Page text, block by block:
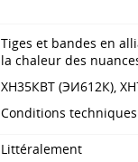
Tiges et bandes en
la chaleur des
ХН35КВТ (ЭИ612К),
Conditions techniques
Littéralement